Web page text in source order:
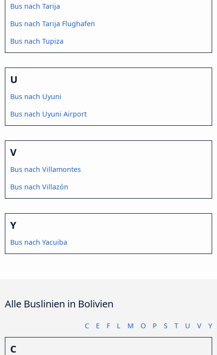
Bus nach Tarija
Bus nach Tarija Flughafen
Bus nach Tupiza
U
Bus nach Uyuni
Bus nach Uyuni Airport
V
Bus nach Villamontes
Bus nach Villazón
Y
Bus nach Yacuiba
Alle Buslinien in Bolivien
C E F L M O P S T U V Y
C